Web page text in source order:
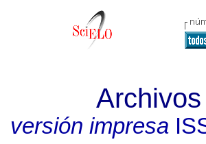
versión impresa